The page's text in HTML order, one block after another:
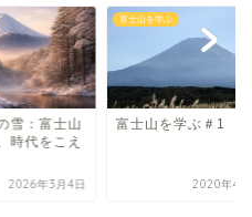
雪：富士山
時代をこえ
2026年3月4日
富士山を学ぶ
富士山を学ぶ＃1
2020年4